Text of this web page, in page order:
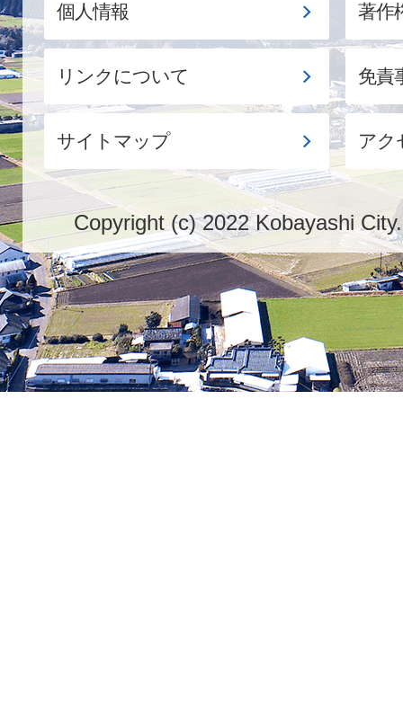
個人情報 著作
リンクについて 免責
サイトマップ アク
Copyright (c) 2022 Kobayashi